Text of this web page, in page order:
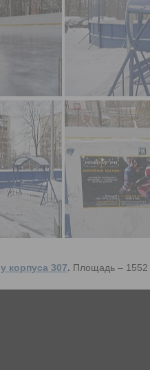
у корпуса 307. Площадь – 1552